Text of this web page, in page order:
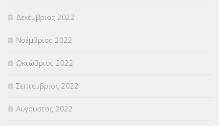
Δεκέμβριος 2022
Νοέμβριος 2022
Οκτώβριος 2022
Σεπτέμβριος 2022
Αύγουστος 2022